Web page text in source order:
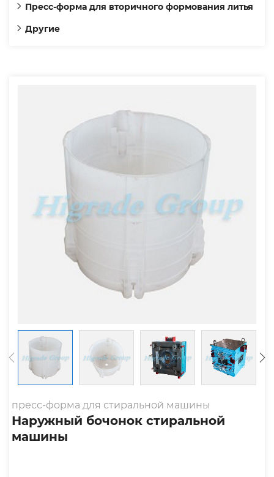
Пресс-форма для вторичного формования литья
Другие
пресс-форма для стиральной машины
Наружный бочонок стиральной
машины